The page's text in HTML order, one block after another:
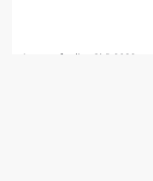
© Agentur fineline GbR 2023.